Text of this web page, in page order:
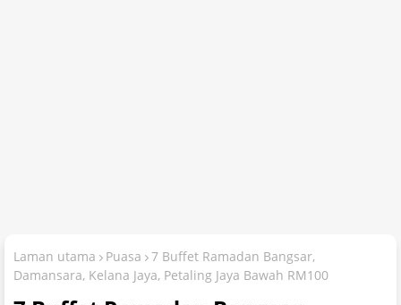
Laman utama Puasa
7 Buffet Ramadan Bangsar,
Damansara, Kelana Jaya, Petaling Jaya Bawah RM100